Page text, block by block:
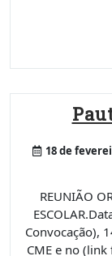
18 de
REUNIÃO
Convocação),
CME e no